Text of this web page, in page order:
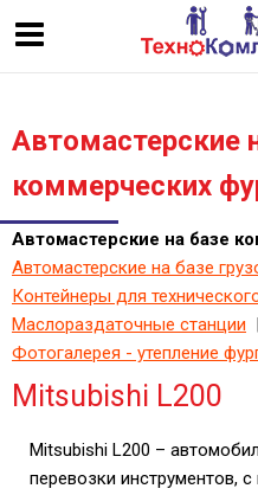
Автомастерские
коммерческих
Автомастерские на базе
Автомастерские на базе
Контейнеры для
Маслораздаточные станции
Фотогалерея - утепление
Mitsubishi L200
Mitsubishi L200 –
перевозки инструментов,